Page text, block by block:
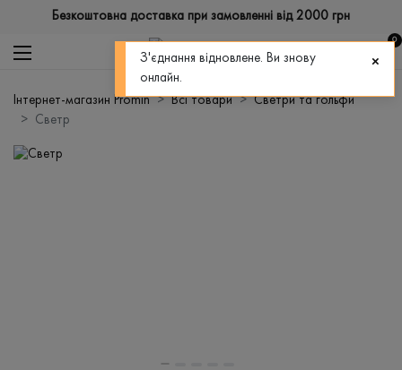
Безкоштовна доставка при замовленні від 2000 грн
0
Інтернет-магазин Promin Всі товари
Светри та гольфи
Светр
З'єднання відновлене. Ви знову
онлайн.